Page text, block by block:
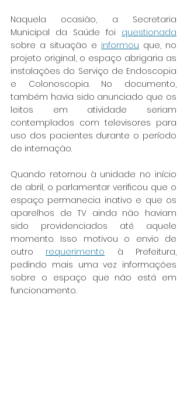
Naquela ocasião, a Secretaria
Municipal da Saúde foi questionada
sobre a situação e informou que, no
projeto original, o espaço abrigaria as
instalações do Serviço de Endoscopia
e Colonoscopia. No documento,
também havia sido anunciado que os
leitos em atividade seriam
contemplados com televisores para
uso dos pacientes durante o período
de internação.
Quando retornou à unidade no início
de abril, o parlamentar verificou que o
espaço permanecia inativo e que os
aparelhos de TV ainda não haviam
sido providenciados até aquele
momento. Isso motivou o envio de
outro requerimento à Prefeitura,
pedindo mais uma vez informações
sobre o espaço que não está em
funcionamento.